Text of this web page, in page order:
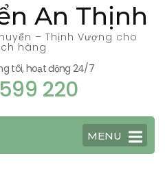
An Thịnh
– Thịnh Vượng cho
hàng
tôi, hoạt động 24/7
220
MENU